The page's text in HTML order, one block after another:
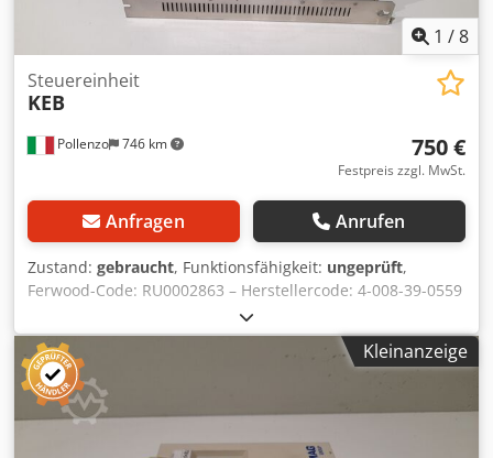
1 /8
Pollenzo 746 km
Steuereinheit
KEB
750 €
Festpreis zzgl. MwSt.
Anfragen Anrufen
Zustand: gebraucht, Funktionsfähigkeit: ungeprüft,
Ferwood-Code: RU0002863 – Herstellercode: 4-008-39-0559
– Zustand: Gebraucht – Funktionalität: Ungeprüft – Bei
Interesse bieten wir einen Überarbeitungsservice an,
kontaktieren Sie uns. Dedpewrzlxefx Akaeck
Kleinanzeige